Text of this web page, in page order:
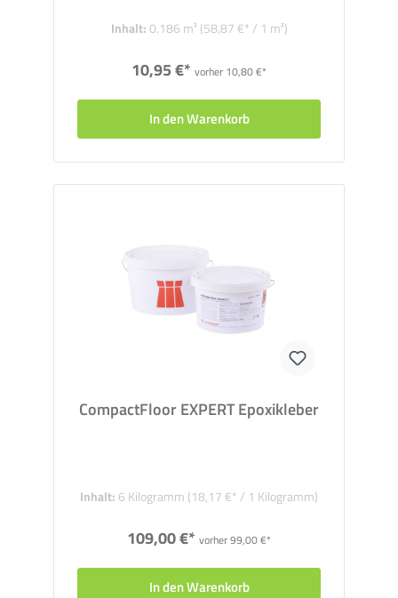
Inhalt:0.186 m² (58,87 €* / 1 m²)
10,95 €* vorher 10,80 €*
In den Warenkorb
CompactFloor EXPERT Epoxikleber
Inhalt: 6 Kilogramm (18,17 €* / 1 Kilogramm)
109,00 €* vorher 99,00 €*
In den Warenkorb